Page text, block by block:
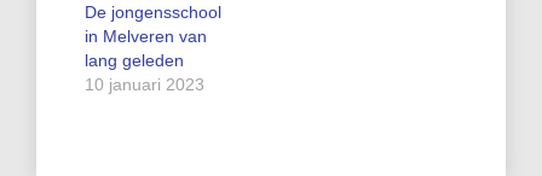
De jongensschool
in Melveren van
lang geleden
10 januari 2023